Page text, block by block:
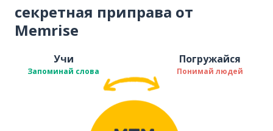
секретная приправа от
Memrise
Учи
Запоминай слова
Погружайся
Понимай людей